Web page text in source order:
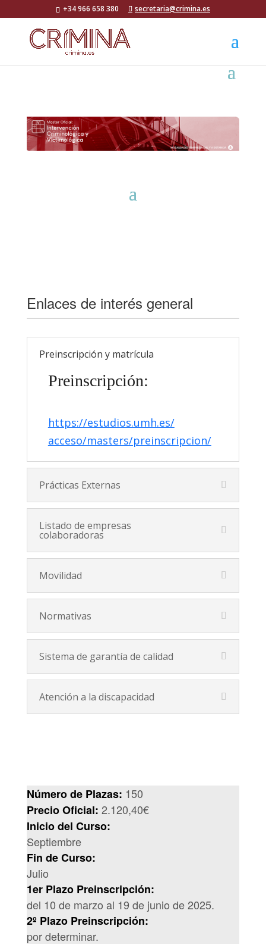
+34 966 658 380 secretaria@crimina.es
Enlaces de interés general
Preinscripción y matrícula
Preinscripción:
https://estudios.umh.es/
acceso/masters/preinscripcion/
Prácticas Externas
Listado de empresas
colaboradoras
Movilidad
Normativas
Sistema de garantía de calidad
Atención a la discapacidad
Número de Plazas: 150
Precio Oficial: 2.120,40€
Inicio del Curso:
Septiembre
Fin de Curso:
Julio
1er Plazo Preinscripción:
del 10 de marzo al 19 de junio de 2025.
2º Plazo Preinscripción:
por determinar.